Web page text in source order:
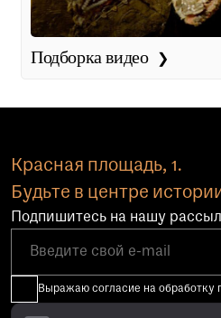
Подборка видео
Красная площадь, 1.
Будьте в центре
Подпишитесь на нашу
Выражаю согласие на обработку